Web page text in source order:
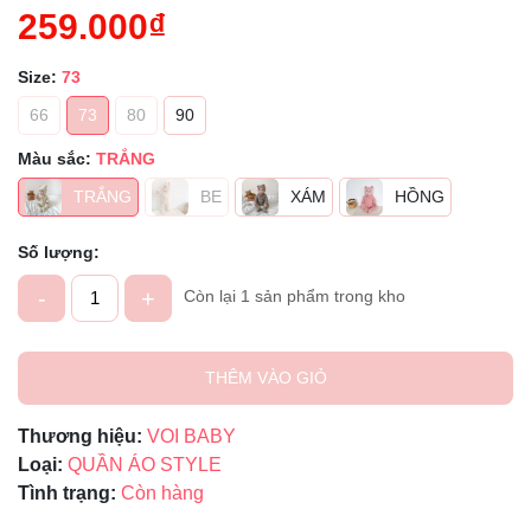
259.000₫
Size: 73
66
73 80 90
Màu sắc: TRẮNG
TRẮNG
BE XÁM HỒNG
Số lượng:
- + Còn lại 1 sản phẩm trong kho
THÊM VÀO GIỎ
Thương hiệu: VOI BABY
Loại: QUẦN ÁO STYLE
Tình trạng: Còn hàng